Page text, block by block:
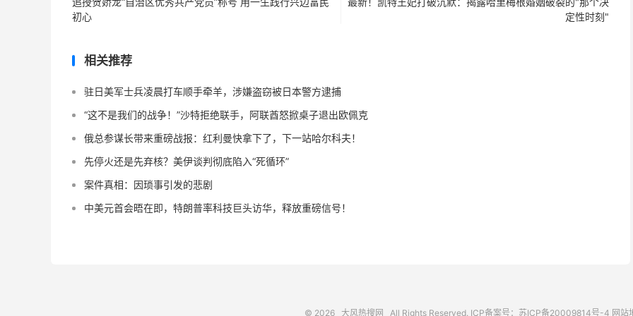
初心
定性时刻"
相关推荐
驻日美军士兵凌晨打车顺手牵羊，涉嫌盗窃被日本警方逮捕
“这不是我们的战争！”沙特拒绝联手，阿联酋怒掀桌子退出欧佩克
俄总参谋长带来重磅战报：红利曼快拿下了，下一站哈尔科夫！
先停火还是先弃核？美伊谈判彻底陷入“死循环”
案件真相：因琐事引发的悲剧
中美元首会晤在即，特朗普率科技巨头访华，释放重磅信号！
© 2026 大风热搜网 All Rights Reserved. ICP备案号： 苏ICP备20009814号-4 网站